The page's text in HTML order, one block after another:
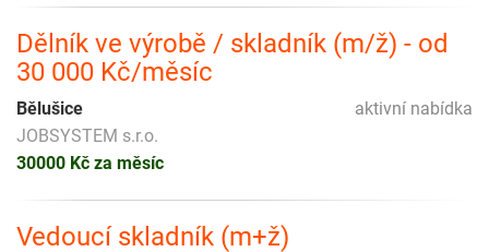
Dělník ve výrobě / skladník (m/ž) - od
30 000 Kč/měsíc
aktivní nabídka
Bělušice
JOBSYSTEM s.r.o.
30000 Kč za měsíc
Vedoucí skladník (m+ž)